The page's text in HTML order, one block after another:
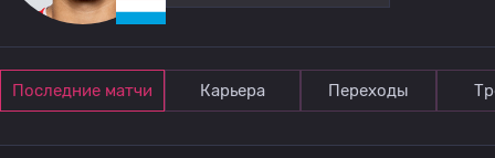
Последние матчи Карьера Переходы